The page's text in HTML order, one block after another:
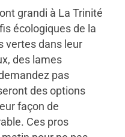
grandi à La Trinité
écologiques de la
vertes dans leur
des lames
pas
des options
façon de
Ces pros